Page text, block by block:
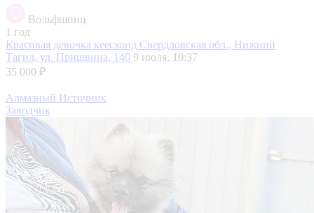
Вольфшпиц
1 год
Красивая девочка кеесхонд Свердловская обл., Нижний
Тагил, ул. Пришвина, 140 9 июля, 10:37
35 000 ₽
Алмазный Источник
Заводчик